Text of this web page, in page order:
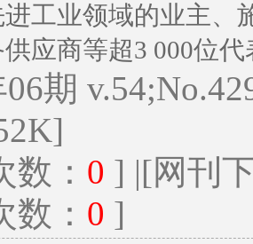
工业领域的业主、
应商等超3 000位
06期
数： 0 ] |[网刊
数： 0 ]